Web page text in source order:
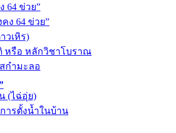
64 ข่วย”
ง 64 ข่วย”
วเหิร)
หรือ หลักวิชาโบราณ
กำมะลอ
(ไฉ่อุ่ย)
ารตั้งน้ำในบ้าน